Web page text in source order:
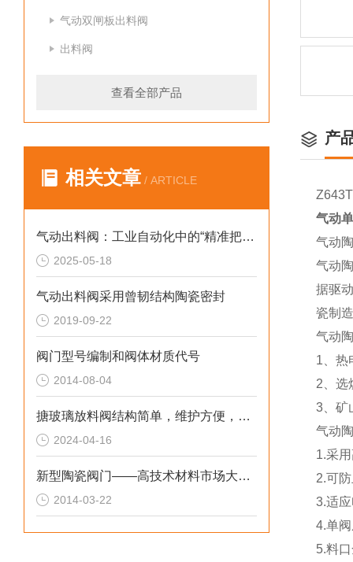
气动双闸板出料阀
出料阀
查看全部产品
相关文章 / ARTICLE
气动出料阀：工业自动化中的“精准把关者”
2025-05-18
气动出料阀采用曾韧结构陶瓷密封
2019-09-22
阀门型号编制和阀体材质代号
2014-08-04
搪玻璃放料阀结构简单，维护方便，降低了使用成本
2024-04-16
新型陶瓷阀门——高技术材料市场大势所趋
2014-03-22
产
气动
气动
气动
据驱
瓷制
气动
1、热
2、选
3、矿
气动
1.采
2.可
3.适
4.单
5.料